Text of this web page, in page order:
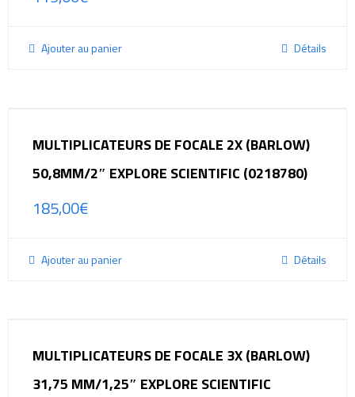
Ajouter au panier Détails
MULTIPLICATEURS DE FOCALE 2X (BARLOW)
50,8MM/2″ EXPLORE SCIENTIFIC (0218780)
185,00€
Ajouter au panier Détails
MULTIPLICATEURS DE FOCALE 3X (BARLOW)
31,75 MM/1,25″ EXPLORE SCIENTIFIC